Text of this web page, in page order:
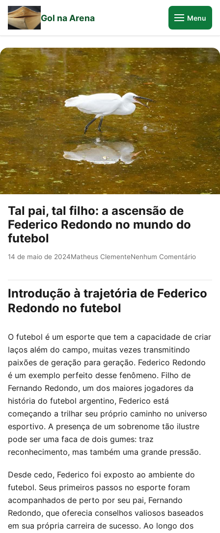
Gol na Arena Menu
Tal pai, tal filho: a ascensão de
Federico Redondo no mundo do
futebol
14 de maio de 2024Matheus ClementeNenhum Comentário
Introdução à trajetória de Federico
Redondo no futebol
O futebol é um esporte que tem a capacidade de criar
laços além do campo, muitas vezes transmitindo
paixões de geração para geração. Federico Redondo
é um exemplo perfeito desse fenômeno. Filho de
Fernando Redondo, um dos maiores jogadores da
história do futebol argentino, Federico está
começando a trilhar seu próprio caminho no universo
esportivo. A presença de um sobrenome tão ilustre
pode ser uma faca de dois gumes: traz
reconhecimento, mas também uma grande pressão.
Desde cedo, Federico foi exposto ao ambiente do
futebol. Seus primeiros passos no esporte foram
acompanhados de perto por seu pai, Fernando
Redondo, que oferecia conselhos valiosos baseados
em sua própria carreira de sucesso. Ao longo dos